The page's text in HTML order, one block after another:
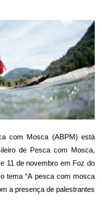
com Mosca (ABPM) está
de Pesca com Mosca,
11 de novembro em Foz do
tema “A pesca com mosca
a presença de palestrantes